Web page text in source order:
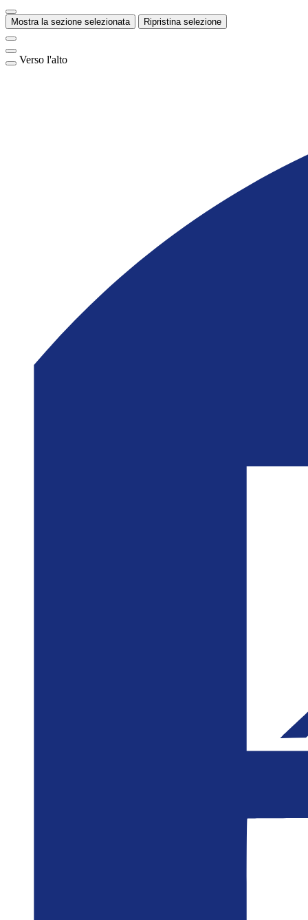
Mostra la sezione selezionata Ripristina selezione
Verso l'alto